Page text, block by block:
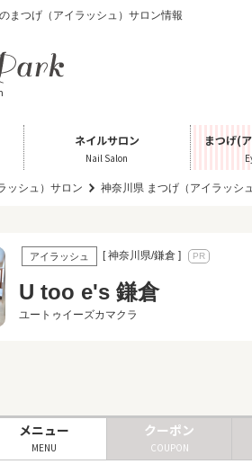
まつげ（アイラッシュ）サロン情報
ネイルサロン
Nail Salon
まつげ(
ッシュ）サロン 神奈川県 まつげ（アイラッシ
アイラッシュ [ 神奈川県/鎌倉 ]
U too e's 鎌倉
ユートゥイーズカマクラ
メニュー
MENU
クーポン
COUPON